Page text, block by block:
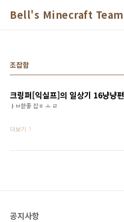
Bell's Minecraft Team
조잡함
크링퍼[익실프]의 일상기 16냥냥편
ㅏㅂ핟좋 잡ㅎ ㅗ ㄹ
더보기
공지사항